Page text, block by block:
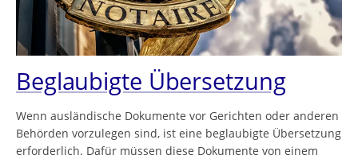
Beglaubigte Übersetzung
Wenn ausländische Dokumente vor Gerichten oder anderen
Behörden vorzulegen sind, ist eine beglaubigte Übersetzung
erforderlich. Dafür müssen diese Dokumente von einem